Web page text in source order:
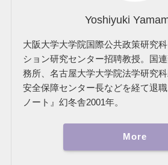
Yoshiyuki
大阪大学大学院国際公共政策研究
ション研究センター招聘教授。国
務所、名古屋大学大学院法学研究
安全保障センター長などを経て退
ノート』幻冬舎2001年。
More